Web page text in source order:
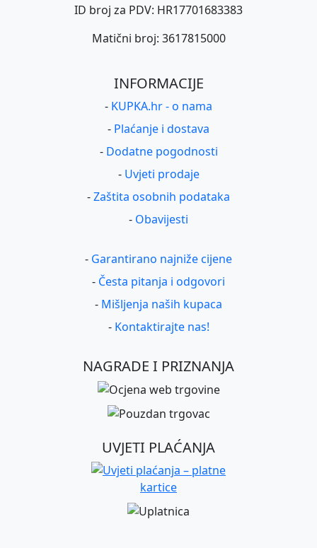
ID broj za PDV: HR17701683383
Matični broj: 3617815000
INFORMACIJE
- KUPKA.hr - o nama
- Plaćanje i dostava
- Dodatne pogodnosti
- Uvjeti prodaje
-Zaštita osobnih podataka
- Obavijesti
- Garantirano najniže cijene
- Česta pitanja i odgovori
- Mišljenja naših kupaca
- Kontaktirajte nas!
NAGRADE I PRIZNANJA
UVJETI PLAĆANJA